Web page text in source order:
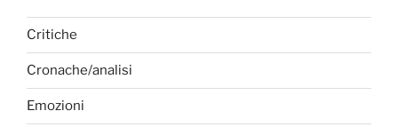
Critiche
Cronache/analisi
Emozioni